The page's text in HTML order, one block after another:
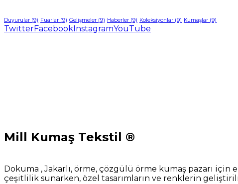
Duyurular (9) Fuarlar (9) Gelişmeler (9) Haberler (9) Koleksiyonlar (9) Kumaşlar (9)
TwitterFacebookInstagramYouTube
Mill Kumaş Tekstil ®
Dokuma , Jakarlı, örme, çözgülü örme kumaş pazarı
çeşitlilik sunarken, özel tasarımların ve renklerin